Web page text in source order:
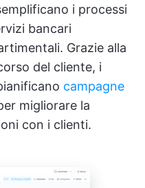
i processi
bancari
Grazie alla
del cliente, i
campagne
migliorare la
con i clienti.